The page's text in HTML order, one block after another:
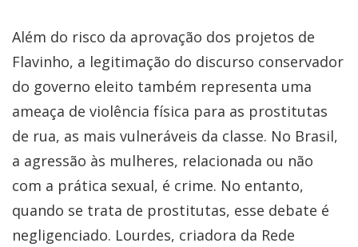
Além do risco da aprovação dos projetos de
Flavinho, a legitimação do discurso conservador
do governo eleito também representa uma
ameaça de violência física para as prostitutas
de rua, as mais vulneráveis da classe. No Brasil,
a agressão às mulheres, relacionada ou não
com a prática sexual, é crime. No entanto,
quando se trata de prostitutas, esse debate é
negligenciado. Lourdes, criadora da Rede